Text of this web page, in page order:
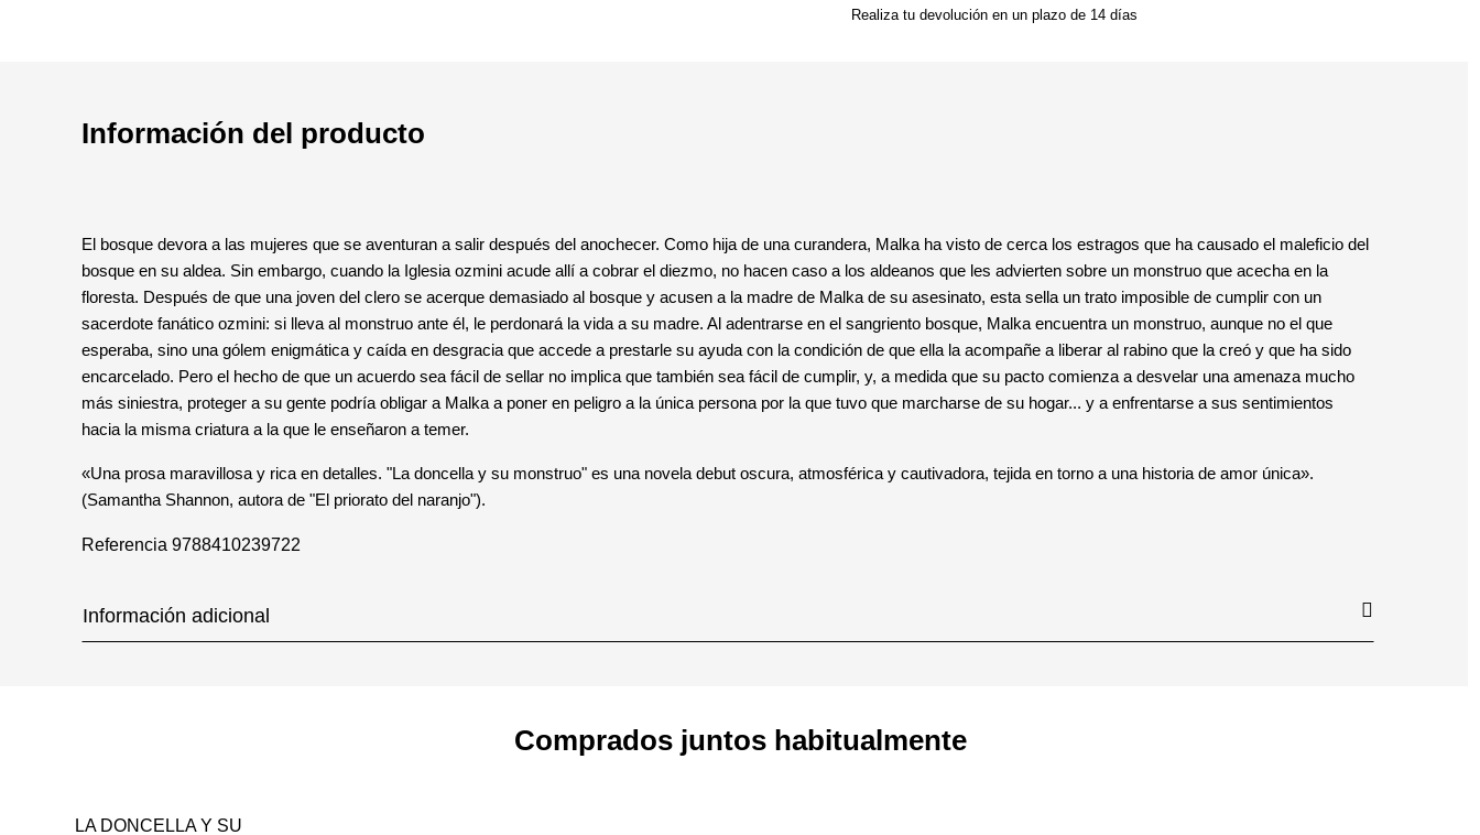
Realiza tu devolución en un plazo de 14 días
Información del producto
El bosque devora a las mujeres que se aventuran a salir después del anochecer. Como hija de una curandera, Malka ha visto de cerca los estragos que ha causado el maleficio del
bosque en su aldea. Sin embargo, cuando la Iglesia ozmini acude allí a cobrar el diezmo, no hacen caso a los aldeanos que les advierten sobre un monstruo que acecha en la
floresta. Después de que una joven del clero se acerque demasiado al bosque y acusen a la madre de Malka de su asesinato, esta sella un trato imposible de cumplir con un
sacerdote fanático ozmini: si lleva al monstruo ante él, le perdonará la vida a su madre. Al adentrarse en el sangriento bosque, Malka encuentra un monstruo, aunque no el que
esperaba, sino una gólem enigmática y caída en desgracia que accede a prestarle su ayuda con la condición de que ella la acompañe a liberar al rabino que la creó y que ha sido
encarcelado. Pero el hecho de que un acuerdo sea fácil de sellar no implica que también sea fácil de cumplir, y, a medida que su pacto comienza a desvelar una amenaza mucho
más siniestra, proteger a su gente podría obligar a Malka a poner en peligro a la única persona por la que tuvo que marcharse de su hogar... y a enfrentarse a sus sentimientos
hacia la misma criatura a la que le enseñaron a temer.
«Una prosa maravillosa y rica en detalles. "La doncella y su monstruo" es una novela debut oscura, atmosférica y cautivadora, tejida en torno a una historia de amor única».
(Samantha Shannon, autora de "El priorato del naranjo").
Referencia 9788410239722
Información adicional
Comprados juntos habitualmente
LA DONCELLA Y SU